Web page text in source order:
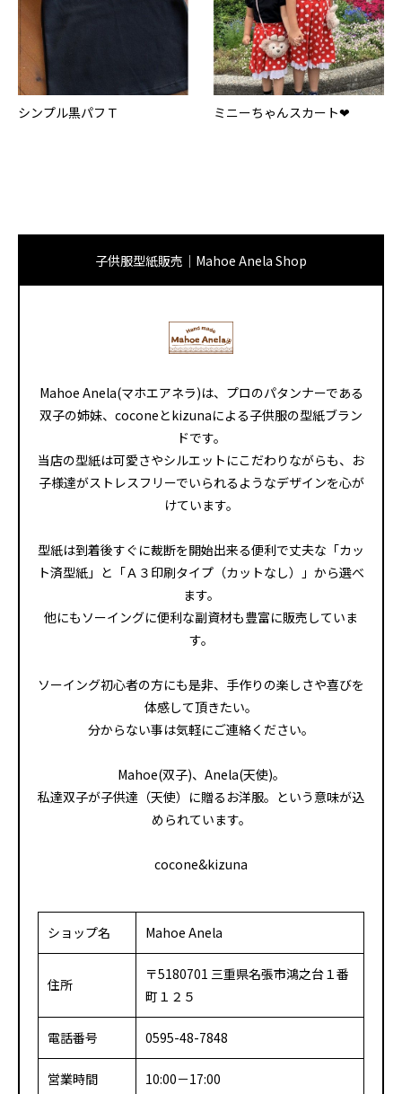
シンプル黒パフＴ ミニーちゃんスカート❤
子供服型紙販売｜Mahoe Anela Shop
Mahoe Anela(マホエアネラ)は、プロのパタンナーである
双子の姉妹、coconeとkizunaによる子供服の型紙ブラン
ドです。
当店の型紙は可愛さやシルエットにこだわりながらも、お
子様達がストレスフリーでいられるようなデザインを心が
けています。
型紙は到着後すぐに裁断を開始出来る便利で丈夫な「カッ
ト済型紙」と「Ａ３印刷タイプ（カットなし）」から選べ
ます。
他にもソーイングに便利な副資材も豊富に販売していま
す。
ソーイング初心者の方にも是非、手作りの楽しさや喜びを
体感して頂きたい。
分からない事は気軽にご連絡ください。
Mahoe(双子)、Anela(天使)。
私達双子が子供達（天使）に贈るお洋服。という意味が込
められています。
cocone&kizuna
ショップ名 Mahoe Anela
住所
〒5180701 三重県名張市鴻之台１番
町１２５
電話番号 0595-48-7848
営業時間 10:00－17:00